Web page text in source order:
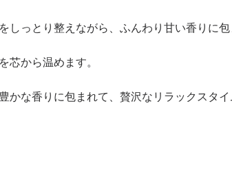
っとり整えながら、ふんわり甘い香りに
芯から温めます。
な香りに包まれて、贅沢なリラックスタイ